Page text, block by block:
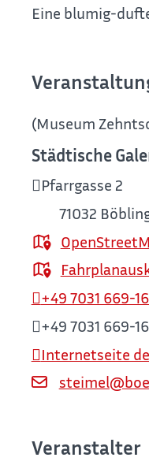
Eine blumig-
(Museum
Städtische
Pfarrgasse 2
71032
Internetseite
+49 7031 669-
+49 7031 669-
Veranstalter